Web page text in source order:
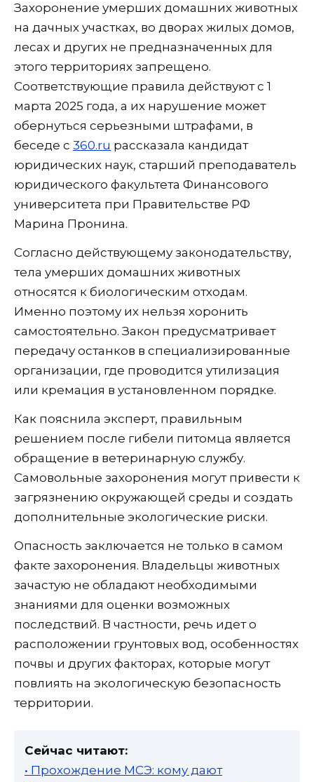
Захоронение умерших домашних животных
на дачных участках, во дворах жилых домов,
лесах и других не предназначенных для
этого территориях запрещено.
Соответствующие правила действуют с 1
марта 2025 года, а их нарушение может
обернуться серьезными штрафами, в
беседе с 360.ru рассказала кандидат
юридических наук, старший преподаватель
юридического факультета Финансового
университета при Правительстве РФ
Марина Пронина.
Согласно действующему законодательству,
тела умерших домашних животных
относятся к биологическим отходам.
Именно поэтому их нельзя хоронить
самостоятельно. Закон предусматривает
передачу останков в специализированные
организации, где проводится утилизация
или кремация в установленном порядке.
Как пояснила эксперт, правильным
решением после гибели питомца является
обращение в ветеринарную службу.
Самовольные захоронения могут привести к
загрязнению окружающей среды и создать
дополнительные экологические риски.
Опасность заключается не только в самом
факте захоронения. Владельцы животных
зачастую не обладают необходимыми
знаниями для оценки возможных
последствий. В частности, речь идет о
расположении грунтовых вод, особенностях
почвы и других факторах, которые могут
повлиять на экологическую безопасность
территории.
Сейчас читают:
• Прохождение МСЭ: кому дают